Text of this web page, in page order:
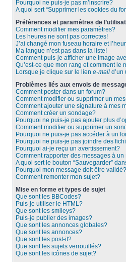
Pourquoi ne puis-je pas m’inscrire?
A quoi sert “Supprimer les cookies du
Préférences et paramètres de
Comment modifier mes paramètres?
Les heures ne sont pas correctes!
J’ai changé mon fuseau horaire et
Ma langue n’est pas dans la liste!
Comment puis-je afficher une image
Qu’est-ce que mon rang et comment le
Lorsque je clique sur le lien e-mail
Problèmes liés aux envois de
Comment poster dans un forum?
Comment modifier ou supprimer un
Comment ajouter une signature à mes
Comment créer un sondage?
Pourquoi ne puis-je pas ajouter plus
Comment modifier ou supprimer un
Pourquoi ne puis-je pas accéder à un
Pourquoi ne puis-je pas joindre des
Pourquoi ai-je reçu un avertissement?
Comment rapporter des messages à un
A quoi sert le bouton “Sauvegarder”
Pourquoi mon message doit être validé?
Comment remonter mon sujet?
Mise en forme et types de sujet
Que sont les BBCodes?
Puis-je utiliser le HTML?
Que sont les smileys?
Puis-je publier des images?
Que sont les annonces globales?
Que sont les annonces?
Que sont les post-it?
Que sont les sujets verrouillés?
Que sont les icônes de sujet?